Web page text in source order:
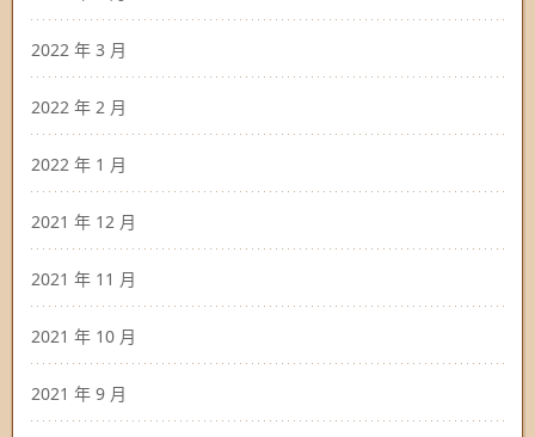
2022 年 3 月
2022 年 2 月
2022 年 1 月
2021 年 12 月
2021 年 11 月
2021 年 10 月
2021 年 9 月